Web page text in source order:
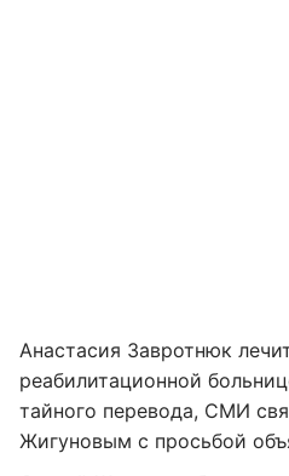
Анастасия Завротнюк
реабилитационной
тайного перевода, СМИ
Жигуновым с просьбой